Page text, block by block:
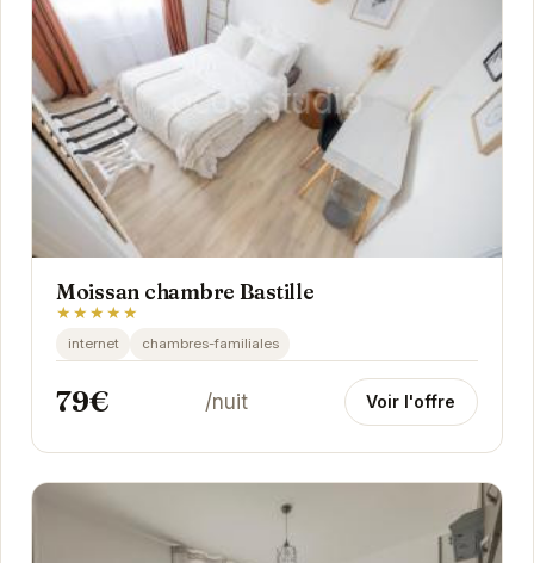
Moissan chambre Bastille
★★★★★
internet chambres-familiales
79€ /nuit Voir l'offre